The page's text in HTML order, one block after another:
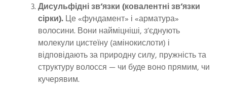
Дисульфідні зв’язки (ковалентні зв’язки
сірки).Це «фундамент» і «арматура»
волосини. Вони найміцніші, з’єднують
молекули цистеїну (амінокислоти) і
відповідають за природну силу, пружність та
структуру волосся — чи буде воно прямим, чи
кучерявим.